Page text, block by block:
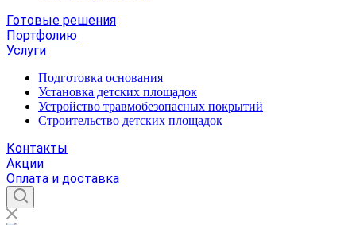
Готовые решения
Портфолию
Услуги
Подготовка основания
Установка детских площадок
Устройство травмобезопасных покрытий
Строительство детских площадок
Контакты
Акции
Оплата и доставка